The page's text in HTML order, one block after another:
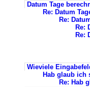
Datum Tage
Re: Datum
Re:
Re:
Re:
Wieviele
Hab glaub ich
Re: Hab